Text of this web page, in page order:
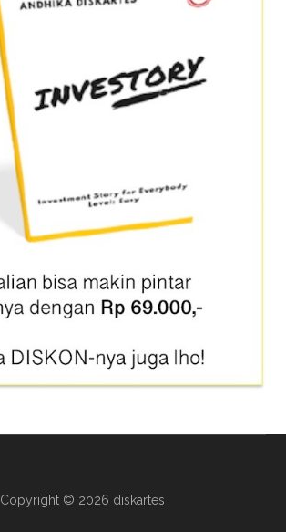
Copyright © 2026 diskartes